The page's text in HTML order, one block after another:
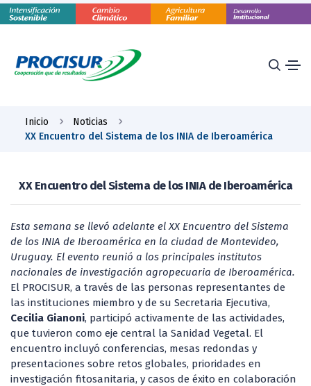
Inicio
Noticias
XX Encuentro del Sistema de los INIA de Iberoamérica
XX Encuentro del Sistema de los INIA de Iberoamérica
Esta semana se llevó adelante el XX Encuentro del Sistema
de los INIA de Iberoamérica en la ciudad de Montevideo,
Uruguay. El evento reunió a los principales institutos
nacionales de investigación agropecuaria de Iberoamérica.
El PROCISUR, a través de las personas representantes de
las instituciones miembro y de su Secretaria Ejecutiva,
Cecilia Gianoni, participó activamente de las actividades,
que tuvieron como eje central la Sanidad Vegetal. El
encuentro incluyó conferencias, mesas redondas y
presentaciones sobre retos globales, prioridades en
investigación fitosanitaria, y casos de éxito en colaboración